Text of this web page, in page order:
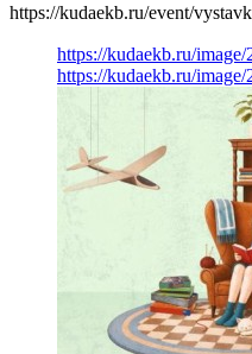
https://kudaekb.ru/event/
https://kudaekb.ru/
https://kudaekb.ru/